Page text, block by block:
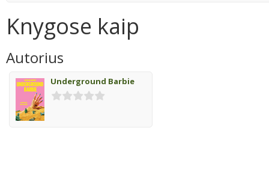
Knygose kaip
Autorius
Underground Barbie